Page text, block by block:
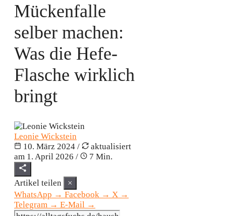
Mückenfalle
selber machen:
Was die Hefe-
Flasche wirklich
bringt
Leonie Wickstein
10. März 2024 /
aktualisiert
am 1. April 2026 / 7 Min.
Artikel teilen
×
WhatsApp → Facebook → X →
Telegram → E-Mail →